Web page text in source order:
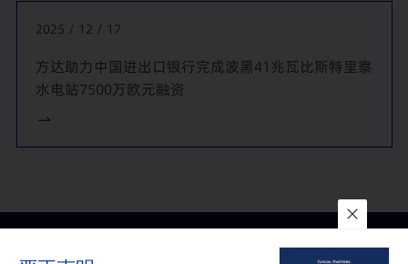
2025 / 12 / 17
方达助力中国进出口银行完成波黑41兆瓦比斯特里察
水电站7500万欧元融资